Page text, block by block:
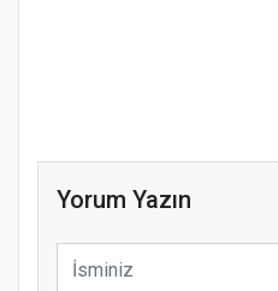
Yorum Yazın